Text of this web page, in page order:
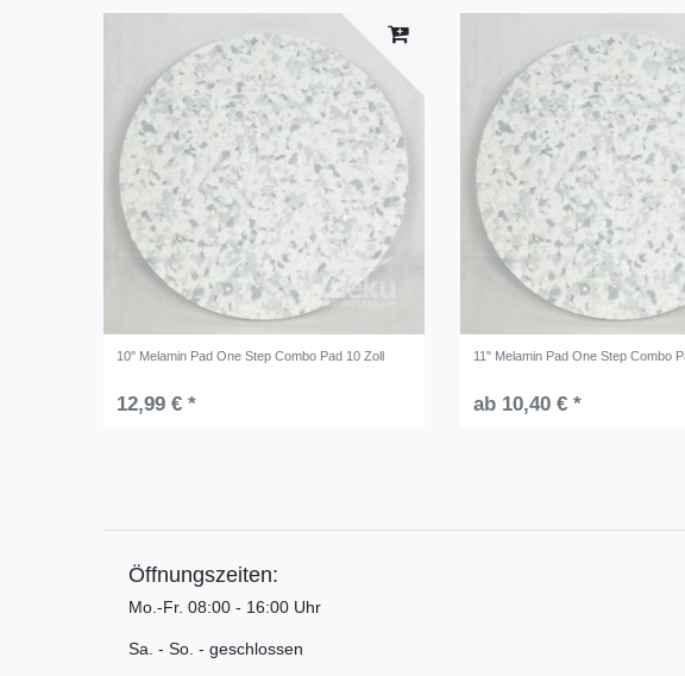
10" Melamin Pad One Step Combo Pad 10 Zoll
12,99 € *
11" Melamin Pad One Step Combo
ab 10,40 € *
Öffnungszeiten:
Mo.-Fr. 08:00 - 16:00 Uhr
Sa. - So. - geschlossen